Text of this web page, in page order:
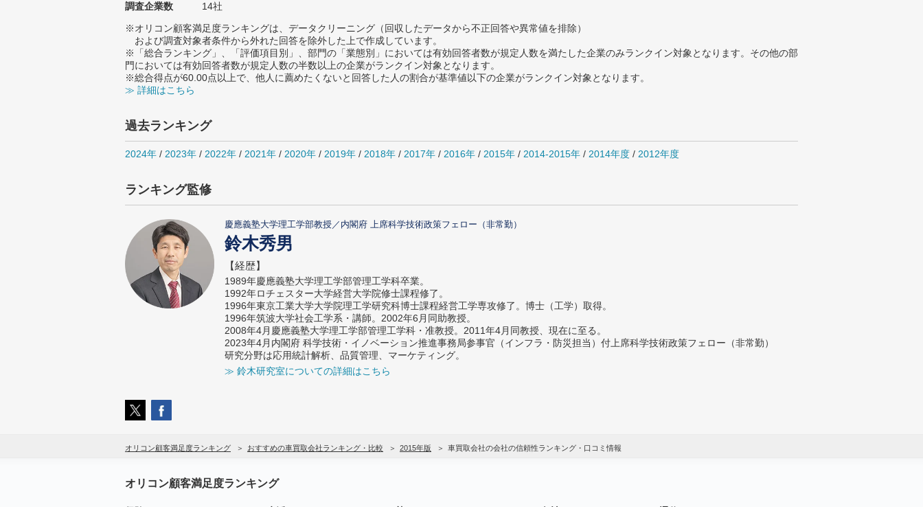
調査企業数
14社
※オリコン顧客満足度ランキングは、データクリーニング（回収したデータから不正回答や異常値を排除）
および調査対象者条件から外れた回答を除外した上で作成しています。
※「総合ランキング」、「評価項目別」、部門の「業態別」においては有効回答者数が規定人数を満たした企業のみランクイン対象となります。その他の部
門においては有効回答者数が規定人数の半数以上の企業がランクイン対象となります。
※総合得点が60.00点以上で、他人に薦めたくないと回答した人の割合が基準値以下の企業がランクイン対象となります。
≫ 詳細はこちら
過去ランキング
2024年 / 2023年 / 2022年 / 2021年 / 2020年 / 2019年 / 2018年 / 2017年 / 2016年 / 2015年 / 2014-2015年 / 2014年度 / 2012年度
ランキング監修
慶應義塾大学理工学部教授／内閣府 上席科学技術政策フェロー（非常勤）
鈴木秀男
【経歴】
1989年慶應義塾大学理工学部管理工学科卒業。
1992年ロチェスター大学経営大学院修士課程修了。
1996年東京工業大学大学院理工学研究科博士課程経営工学専攻修了。博士（工学）取得。
1996年筑波大学社会工学系・講師。2002年6月同助教授。
2008年4月慶應義塾大学理工学部管理工学科・准教授。2011年4月同教授、現在に至る。
2023年4月内閣府 科学技術・イノベーション推進事務局参事官（インフラ・防災担当）付上席科学技術政策フェロー（非常勤）
研究分野は応用統計解析、品質管理、マーケティング。
≫ 鈴木研究室についての詳細はこちら
オリコン顧客満足度ランキング おすすめの車買取会社ランキング・比較 2015年版 車買取会社の会社の信頼性ランキング・口コミ情報
オリコン顧客満足度ランキング